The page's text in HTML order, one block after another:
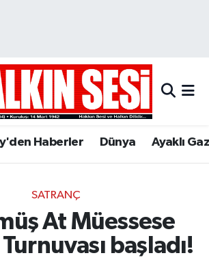
Haberler Dünya Ayaklı
SATRANÇ
At Müessese
başladı!
Haberleri